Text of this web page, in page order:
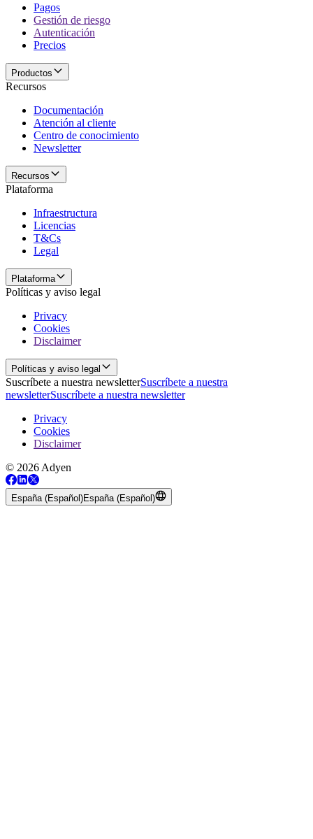
Pagos
Gestión de riesgo
Autenticación
Precios
Productos
Recursos
Documentación
Atención al cliente
Centro de conocimiento
Newsletter
Recursos
Plataforma
Infraestructura
Licencias
T&Cs
Legal
Plataforma
Políticas y aviso legal
Privacy
Cookies
Disclaimer
Políticas y aviso legal
Suscríbete a nuestra newsletterSuscríbete a nuestra
newsletterSuscríbete a nuestra newsletter
Privacy
Cookies
Disclaimer
© 2026 Adyen
España (Español)España (Español)